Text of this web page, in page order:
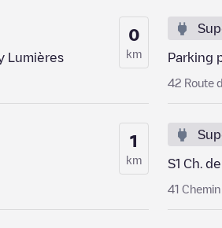
Lumières
0
km Parking
42 Route
1
km S1 Ch.
41